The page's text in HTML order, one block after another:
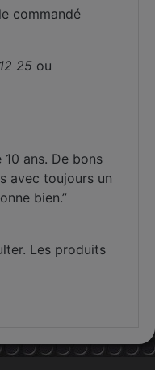
commandé
25 ou
ans. De bons
avec toujours un
bien.”
Les produits